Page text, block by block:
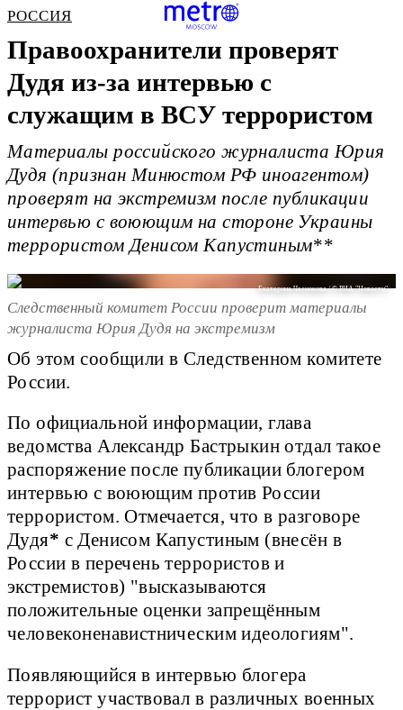
РОССИЯ
Правоохранители проверят
Дудя из-за интервью с
служащим в ВСУ террористом
Материалы российского журналиста Юрия
Дудя (признан Минюстом РФ иноагентом)
проверят на экстремизм после публикации
интервью с воюющим на стороне Украины
террористом Денисом Капустиным**
Екатерина Чеснокова / © РИА "Новости"
Следственный комитет России проверит материалы
журналиста Юрия Дудя на экстремизм
Об этом сообщили в Следственном комитете
России.
По официальной информации, глава
ведомства Александр Бастрыкин отдал такое
распоряжение после публикации блогером
интервью с воюющим против России
террористом. Отмечается, что в разговоре
Дудя* с Денисом Капустиным (внесён в
России в перечень террористов и
экстремистов) "высказываются
положительные оценки запрещённым
человеконенавистническим идеологиям".
Появляющийся в интервью блогера
террорист участвовал в различных военных